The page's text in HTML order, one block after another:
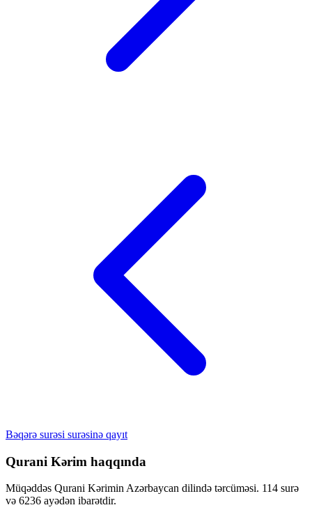
Bəqərə surəsi surəsinə qayıt
Qurani Kərim haqqında
Müqəddəs Qurani Kərimin Azərbaycan dilində tərcüməsi. 114 surə
və 6236 ayədən ibarətdir.